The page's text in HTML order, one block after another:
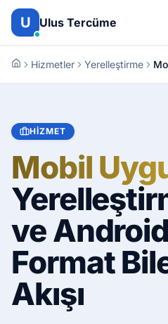
İçeriğe atla
U Ulus Tercüme
Hizmetler Yerelleştirme
HIZMET
Mobil
ve
Format
Akışı